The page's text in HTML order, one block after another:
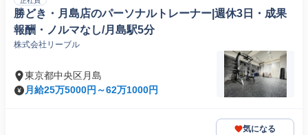
勝どき・月島店のパーソナルトレーナー|週休3日・成果
報酬・ノルマなし/月島駅5分
株式会社リーブル
東京都中央区月島
月給25万5000円～62万1000円
気になる